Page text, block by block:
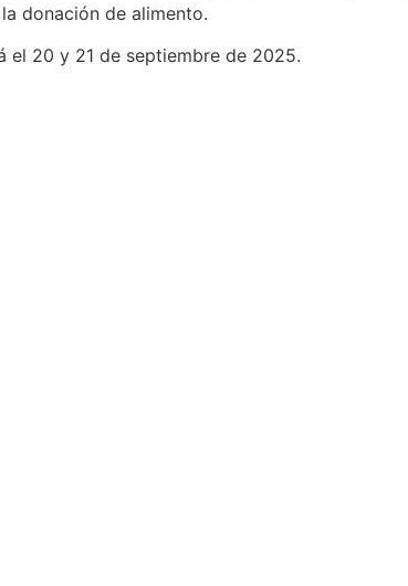
donación de alimento.
el 20 y 21 de septiembre de 2025.